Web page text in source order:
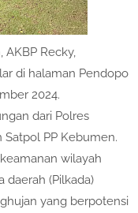
Recky,
di halaman Pendopo
2024.
dari Polres
PP Kebumen.
wilayah
(Pilkada)
yang berpotensi